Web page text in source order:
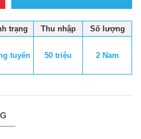
trạng Thu nhập Số lượng
tuyển 50 triệu 2 Nam